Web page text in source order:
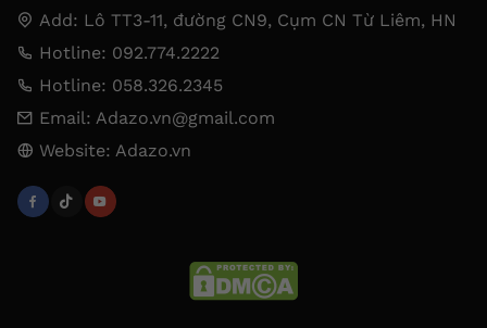
Add: Lô TT3-11, đường CN9, Cụm CN Từ Liêm, HN
Hotline: 092.774.2222
Hotline: 058.326.2345
Email: Adazo.vn@gmail.com
Website: Adazo.vn